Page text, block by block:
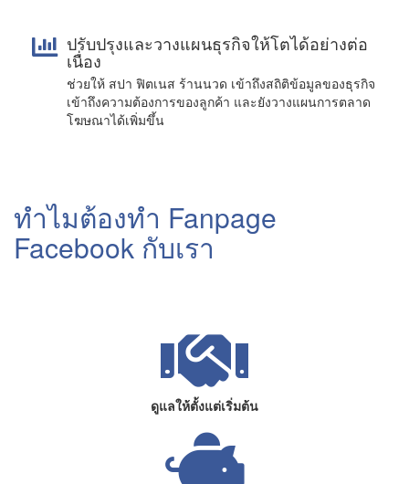
ปรับปรุงและวางแผนธุรกิจให้โตได้อย่างต่อ
เนื่อง
ช่วยให้ สปา ฟิตเนส ร้านนวด เข้าถึงสถิติข้อมูลของธุรกิจ
เข้าถึงความต้องการของลูกค้า และยังวางแผนการตลาด
โฆษณาได้เพิ่มขึ้น
ทำไมต้องทำ Fanpage
Facebook กับเรา
ดูแลให้ตั้งแต่เริ่มต้น